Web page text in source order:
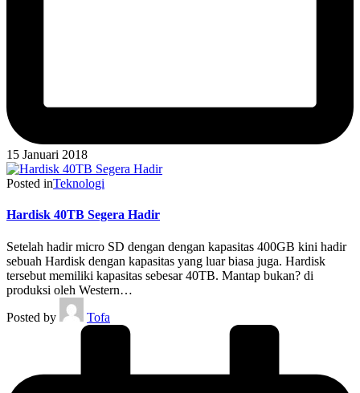
15 Januari 2018
Posted inTeknologi
Hardisk 40TB Segera Hadir
Setelah hadir micro SD dengan dengan kapasitas 400GB kini hadir
sebuah Hardisk dengan kapasitas yang luar biasa juga. Hardisk
tersebut memiliki kapasitas sebesar 40TB. Mantap bukan? di
produksi oleh Western…
Posted by
Tofa